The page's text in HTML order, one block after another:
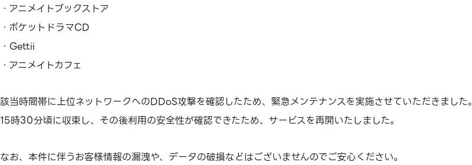
・アニメイトブックストア
・ポケットドラマCD
・Gettii
・アニメイトカフェ
該当時間帯に上位ネットワークへのDDoS攻撃を確認したため、緊急メンテナンスを実施させていただきました。
15時30分頃に収束し、その後利用の安全性が確認できたため、サービスを再開いたしました。
なお、本件に伴うお客様情報の漏洩や、データの破損などはございませんのでご安心ください。